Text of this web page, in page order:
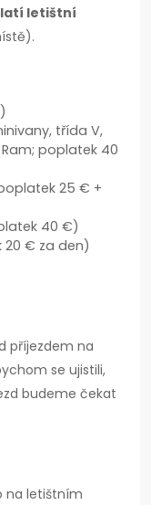
letištní
třída V,
poplatek 40
25 € +
40 €)
20 € za den)
příjezdem na
se ujistili,
budeme čekat
na letištním